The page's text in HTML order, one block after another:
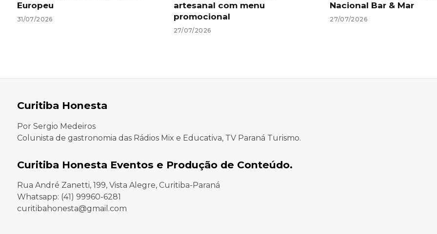
Europeu
31/07/2026
artesanal com menu
promocional
27/07/2026
Nacional Bar & Mar
27/07/2026
Curitiba Honesta
Por Sergio Medeiros
Colunista de gastronomia das Rádios Mix e Educativa, TV Paraná Turismo.
Curitiba Honesta Eventos e Produção de Conteúdo.
Rua André Zanetti, 199, Vista Alegre, Curitiba-Paraná
Whatsapp: (41) 99960-6281
curitibahonesta@gmail.com